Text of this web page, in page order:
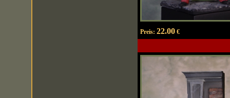
Preis: 22.00€